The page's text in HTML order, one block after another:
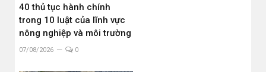
40 thủ tục hành chính
trong 10 luật của lĩnh vực
nông nghiệp và môi trường
07/08/2026 0